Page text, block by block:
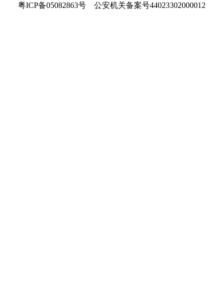
粤ICP备05082863号 公安机关备案号44023302000012